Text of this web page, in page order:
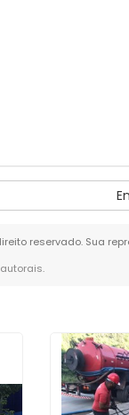
reservado. Sua
.